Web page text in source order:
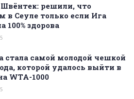
решили, что
в Сеуле только если Ига
100% здорова
стала самой молодой чешкой
которой удалось выйти в
WTA-1000